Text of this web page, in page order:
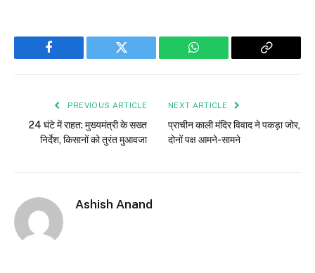
Facebook Twitter WhatsApp
Copy
PREVIOUS ARTICLE
24 घंटे में राहत: मुख्यमंत्री के सख्त
निर्देश, किसानों को तुरंत मुआवजा
NEXT ARTICLE
प्राचीन काली मंदिर विवाद ने पकड़ा जोर,
दोनों पक्ष आमने-सामने
Ashish Anand